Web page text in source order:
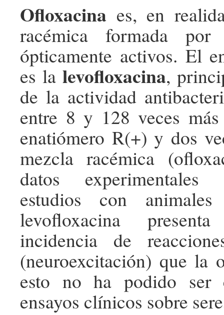
Ofloxacina es, en
racémica formada por
ópticamente activos. El
es la levofloxacina,
de la actividad
entre 8 y 128 veces
enatiómero R(+) y dos
mezcla racémica
datos experimentales
estudios con
levofloxacina
incidencia de
(neuroexcitación) que la
esto no ha podido ser
ensayos clínicos sobre